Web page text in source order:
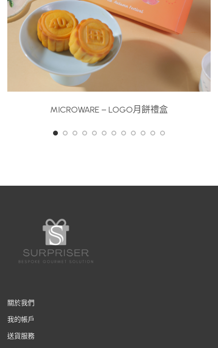
MICROWARE – LOGO月餅禮盒
關於我們
我的帳戶
送貨服務